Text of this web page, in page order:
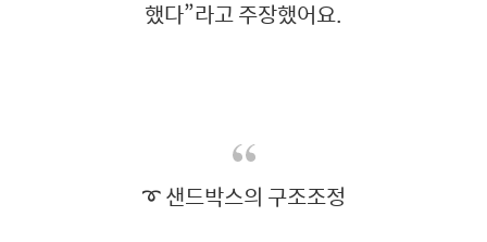
했다”라고 주장했어요.
➰ 샌드박스의 구조조정